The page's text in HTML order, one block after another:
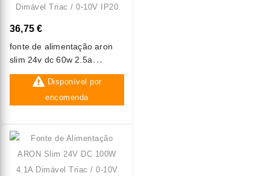
36,75 €
fonte de alimentação aron
slim 24v dc 60w 2.5a
dimável triac / 0-10v ip20
Disponível por
encomenda